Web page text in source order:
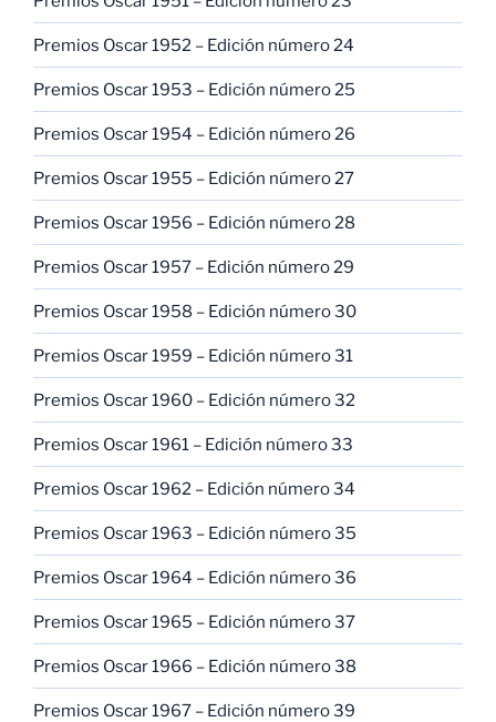
Premios Oscar 1952 – Edición número 24
Premios Oscar 1953 – Edición número 25
Premios Oscar 1954 – Edición número 26
Premios Oscar 1955 – Edición número 27
Premios Oscar 1956 – Edición número 28
Premios Oscar 1957 – Edición número 29
Premios Oscar 1958 – Edición número 30
Premios Oscar 1959 – Edición número 31
Premios Oscar 1960 – Edición número 32
Premios Oscar 1961 – Edición número 33
Premios Oscar 1962 – Edición número 34
Premios Oscar 1963 – Edición número 35
Premios Oscar 1964 – Edición número 36
Premios Oscar 1965 – Edición número 37
Premios Oscar 1966 – Edición número 38
Premios Oscar 1967 – Edición número 39